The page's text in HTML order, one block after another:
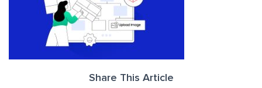
Share This Article